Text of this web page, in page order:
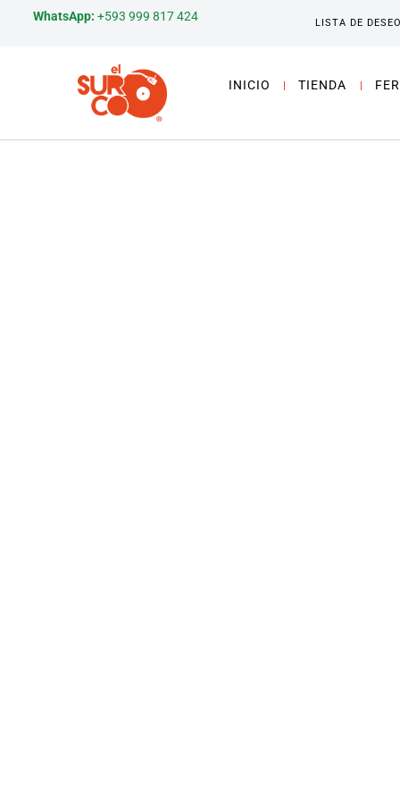
WhatsApp: +593 999 817 424 LISTA DE
INICIO TIENDA